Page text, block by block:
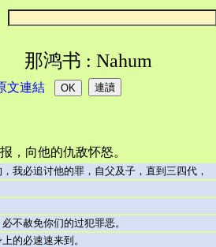
那鸿书 : Nahum
文連結
，向他的仇敌怀怒。
我必追讨他的罪，自父及子，直到三四代，
不赦免你们的过犯罪恶。
的必速速来到。